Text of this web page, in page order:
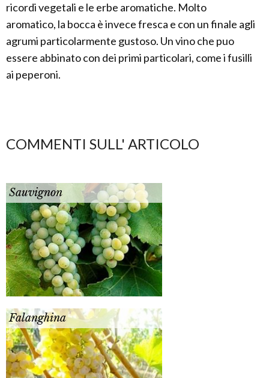
ricordi vegetali e le erbe aromatiche. Molto
aromatico, la bocca è invece fresca e con un finale agli
agrumi particolarmente gustoso. Un vino che puo
essere abbinato con dei primi particolari, come i fusilli
ai peperoni.
COMMENTI SULL' ARTICOLO
Sauvignon
Falanghina